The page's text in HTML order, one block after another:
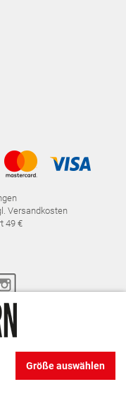
Größe auswählen
Versandkosten
49 €
WIDERRUFSRECHT